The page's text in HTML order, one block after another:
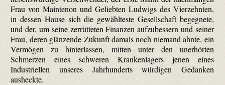
Frau von Maintenon und Geliebten Ludwigs des Vierzehnten,
in dessen Hause sich die gewählteste Gesellschaft begegnete,
und der, um seine zerrütteten Finanzen aufzubessern und seiner
Frau, deren glänzende Zukunft damals noch niemand ahnte, ein
Vermögen zu hinterlassen, mitten unter den unerhörten
Schmerzen eines schweren Krankenlagers jenen eines
Industriellen unseres Jahrhunderts würdigen Gedanken
ausheckte.